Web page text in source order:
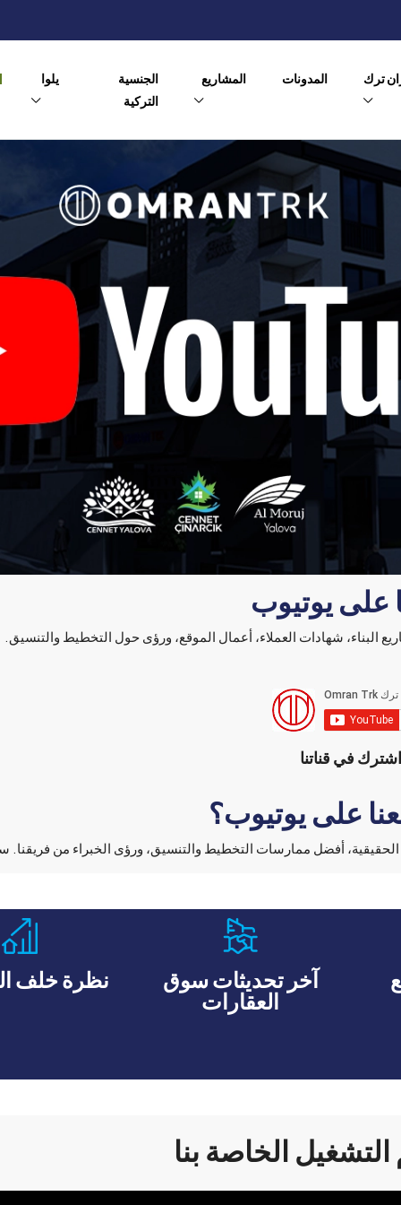
ترك المدونات المشاريع
الجنسية
التركية
يلوا
على يوتيوب
البناء، شهادات العملاء، أعمال الموقع، ورؤى حول التخطيط والتنسيق.
اشترك في قناتنا
على يوتيوب؟
أفضل ممارسات التخطيط والتنسيق، ورؤى الخبراء من فريقنا.
آخر تحديثات سوق
العقارات
نظرة خلف
الخاصة بنا